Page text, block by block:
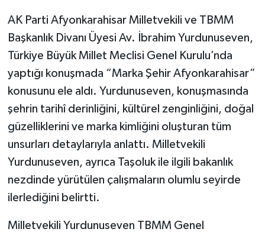
AK Parti Afyonkarahisar Milletvekili ve TBMM
Başkanlık Divanı Üyesi Av. İbrahim Yurdunuseven,
Türkiye Büyük Millet Meclisi Genel Kurulu’nda
yaptığı konuşmada “Marka Şehir Afyonkarahisar”
konusunu ele aldı. Yurdunuseven, konuşmasında
şehrin tarihî derinliğini, kültürel zenginliğini, doğal
güzelliklerini ve marka kimliğini oluşturan tüm
unsurları detaylarıyla anlattı. Milletvekili
Yurdunuseven, ayrıca Taşoluk ile ilgili bakanlık
nezdinde yürütülen çalışmaların olumlu seyirde
ilerlediğini belirtti.
Milletvekili Yurdunuseven TBMM Genel